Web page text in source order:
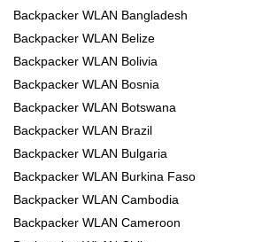
Backpacker WLAN Bangladesh
Backpacker WLAN Belize
Backpacker WLAN Bolivia
Backpacker WLAN Bosnia
Backpacker WLAN Botswana
Backpacker WLAN Brazil
Backpacker WLAN Bulgaria
Backpacker WLAN Burkina Faso
Backpacker WLAN Cambodia
Backpacker WLAN Cameroon